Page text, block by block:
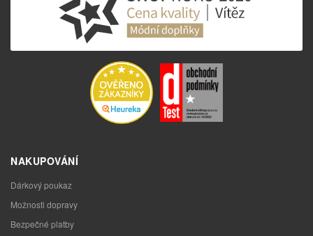
NAKUPOVÁNÍ
Dárkový poukaz
Možnosti dopravy
Bezpečné platby